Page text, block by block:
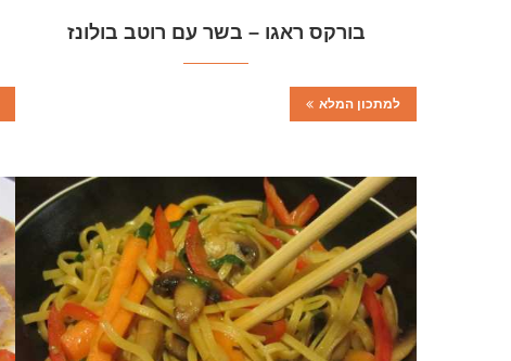
בורקס ראגו – בשר עם רוטב בולונז
למתכון המלא